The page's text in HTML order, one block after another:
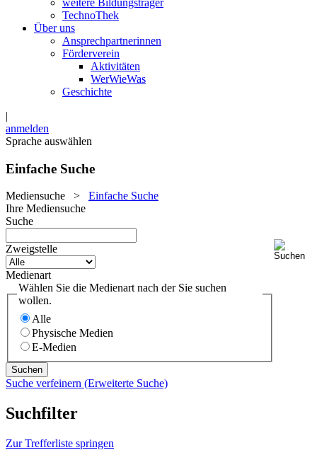
weitere Bildungsträger
TechnoThek
Über uns
Ansprechpartnerinnen
Förderverein
Aktivitäten
WerWieWas
Geschichte
|
anmelden
Sprache auswählen
Einfache Suche
Mediensuche > Einfache Suche
Ihre Mediensuche
Suche
Zweigstelle
Medienart
Wählen Sie die Medienart nach der Sie suchen
wollen.
Alle
Physische Medien
E-Medien
Suche verfeinern (Erweiterte Suche)
Suchfilter
Zur Trefferliste springen